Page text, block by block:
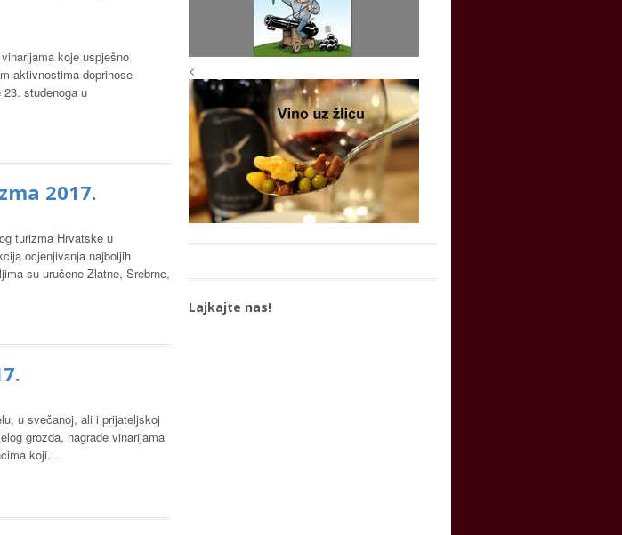
koje uspješno
aktivnostima doprinose
studenoga u
2017.
turizma Hrvatske u
ocjenjivanja najboljih
su uručene Zlatne, Srebrne,
u svečanoj, ali i prijateljskoj
grozda, nagrade vinarijama
koji…
<
Lajkajte nas!